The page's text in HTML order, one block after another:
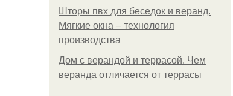
Шторы пвх для беседок и веранд.
Мягкие окна – технология
производства
Дом с верандой и террасой. Чем
веранда отличается от террасы